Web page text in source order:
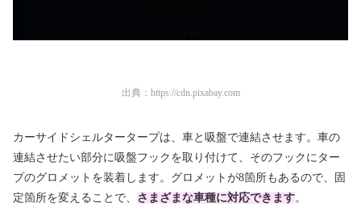
出典： https://cdn.pixabay.com
カーサイドシェルタータープは、車と吸盤で連結させます。車の
連結させたい部分に吸盤フックを取り付けて、そのフックにター
プのグロメットを装着します。グロメットが8箇所もあるので、固
定箇所を変えることで、 さまざまな車種に対応できます。